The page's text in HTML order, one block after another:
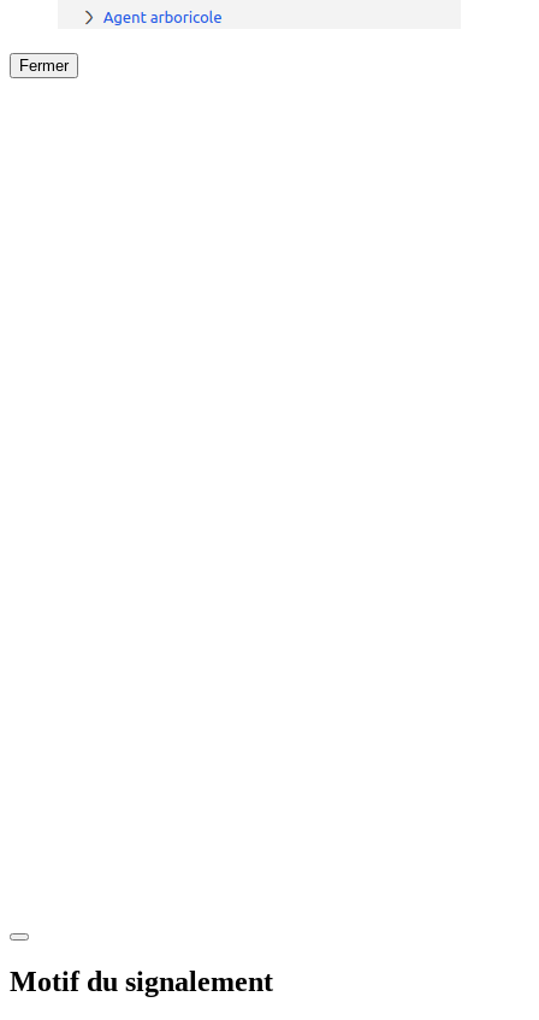
Fermer
Motif du signalement